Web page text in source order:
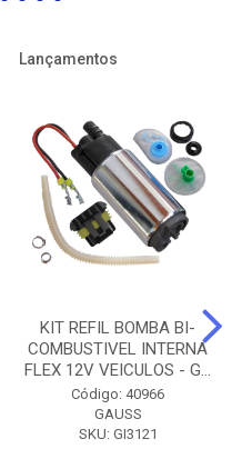
Lançamentos
KIT REFIL BOMBA BI-
COMBUSTIVEL INTERNA
FLEX 12V VEICULOS - G...
Código: 40966
GAUSS
SKU: GI3121